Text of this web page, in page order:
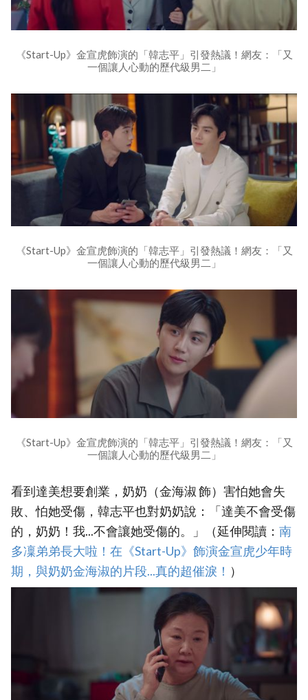
《Start-Up》金宣虎飾演的「韓志平」引發熱議！網友：「又
一個讓人心動的歷代級男二」
《Start-Up》金宣虎飾演的「韓志平」引發熱議！網友：「又
一個讓人心動的歷代級男二」
《Start-Up》金宣虎飾演的「韓志平」引發熱議！網友：「又
一個讓人心動的歷代級男二」
看到達美想要創業，奶奶（金海淑 飾）害怕她會失
敗、怕她受傷，韓志平也對奶奶說：「達美不會受傷
的，奶奶！我...不會讓她受傷的。」（延伸閱讀： 南
多凜弟弟長大啦！在《Start-Up》飾演金宣虎少年時
期，與奶奶金海淑的片段...真的超催淚！ ）